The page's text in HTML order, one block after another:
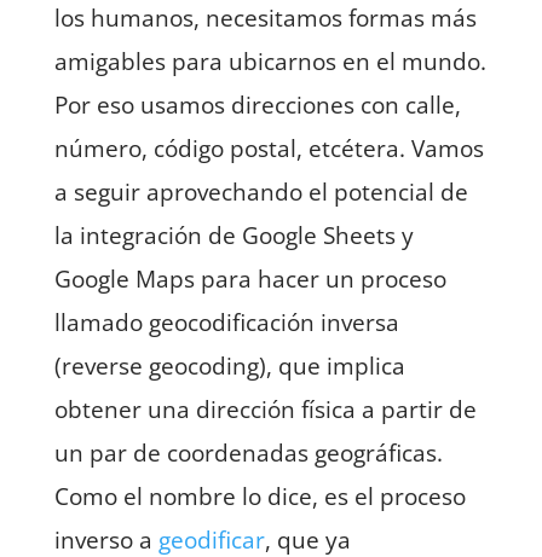
los humanos, necesitamos formas más
amigables para ubicarnos en el mundo.
Por eso usamos direcciones con calle,
número, código postal, etcétera. Vamos
a seguir aprovechando el potencial de
la integración de Google Sheets y
Google Maps para hacer un proceso
llamado geocodificación inversa
(reverse geocoding), que implica
obtener una dirección física a partir de
un par de coordenadas geográficas.
Como el nombre lo dice, es el proceso
inverso a geodificar, que ya